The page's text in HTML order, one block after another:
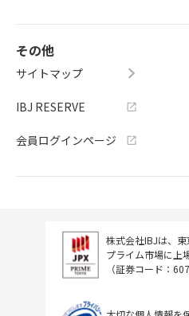
その他
サイトマップ
IBJ RESERVE
会員ログインページ
株式会社IBJは、
プライム市場に上
（証券コード：